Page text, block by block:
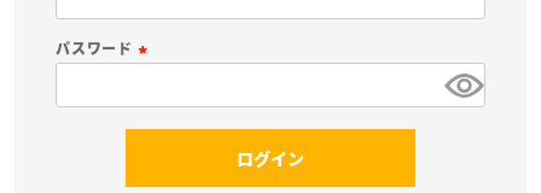
須
パスワード
ログイン